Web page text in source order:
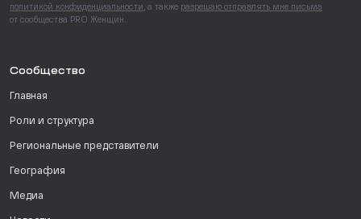
политикой конфиденциальности , а также разрешаю отправлять мне письма
от сообщества PRO Женщин.
Сообщество
Главная
Роли и структура
Региональные представители
География
Медиа